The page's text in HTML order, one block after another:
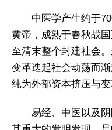
中医学产生约于
黄帝，成熟于春秋战
至清末整个封建社会
变革迭起社会动荡而
纯为外部资本挤压与变
易经、中医以及